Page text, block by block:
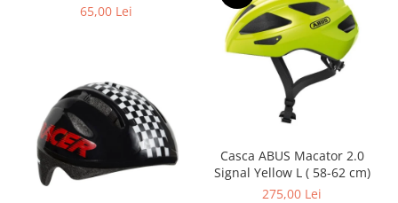
65,00 Lei
Casca ABUS Macator 2.0
Signal Yellow L ( 58-62 cm)
275,00 Lei